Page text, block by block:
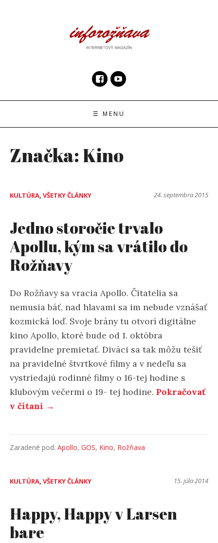
☰ MENU
Značka:Kino
KULTÚRA, VŠETKY ČLÁNKY 24. septembra 2015
Jedno storočie trvalo
Apollu, kým sa vrátilo do
Rožňavy
Do Rožňavy sa vracia Apollo. Čitatelia sa
nemusia báť, nad hlavami sa im nebude vznášať
kozmická loď. Svoje brány tu otvorí digitálne
kino Apollo, ktoré bude od 1. októbra
pravidelne premietať. Diváci sa tak môžu tešiť
na pravidelné štvrtkové filmy a v nedeľu sa
vystriedajú rodinné filmy o 16-tej hodine s
klubovým večermi o 19- tej hodine. Pokračovať
v čítaní →
Zaradené pod: Apollo, GOS, Kino, Rožňava
KULTÚRA, VŠETKY ČLÁNKY 15. júla 2014
Happy, Happy v Larsen
bare